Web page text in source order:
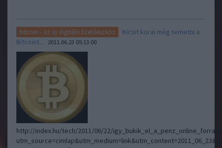
bitcoin - az új digitális fizetőeszköz
Kicsit korai még temetni a
Bitcoint...
2011.06.23 05:13:00
http://index.hu/tech/2011/06/22/